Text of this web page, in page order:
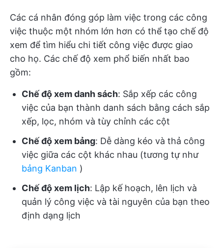
Các cá nhân đóng góp làm việc trong các công
việc thuộc một nhóm lớn hơn có thể tạo chế độ
xem để tìm hiểu chi tiết công việc được giao
cho họ. Các chế độ xem phổ biến nhất bao
gồm:
Chế độ xem danh sách: Sắp xếp các công
việc của bạn thành danh sách bằng cách sắp
xếp, lọc, nhóm và tùy chỉnh các cột
Chế độ xem bảng: Dễ dàng kéo và thả công
việc giữa các cột khác nhau (tương tự như
bảng Kanban )
Chế độ xem lịch: Lập kế hoạch, lên lịch và
quản lý công việc và tài nguyên của bạn theo
định dạng lịch